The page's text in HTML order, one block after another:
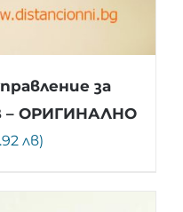
за
– ОРИГИНАЛНО
лв)